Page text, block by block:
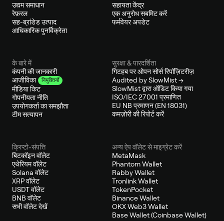
उद्यम समाधान
रेफ़रल
सह-ब्रांडेड उत्पाद
आधिकारिक पुनर्विक्रेता
सहायता केंद्र
एक अनुरोध सबमिट करें
फर्मवेयर अपडेट
के बारे में
कंपनी की जानकारी
आजीविका
नियुक्तियाँ
मीडिया किट
गोपनीयता नीति
उपयोगकर्ता का समझौता
टीम सत्यापन
सुरक्षा & पारदर्शिता
गिटहब पर ओपन सोर्स रिपॉज़िटरीज़
Audited by SlowMist →
SlowMist द्वारा ऑडिट किया गया
ISO/IEC 27001 प्रमाणित
EU NB प्रमाणन (EN 18031)
कमज़ोरी की रिपोर्ट करें
क्रिप्टो-संपत्ति
बिटकॉइन वॉलेट
एथेरियम वॉलेट
Solana वॉलेट
XRP वॉलेट
USDT वॉलेट
BNB वॉलेट
सभी वॉलेट देखें
अन्य ऐप वॉलेट से माइग्रेट करें
MetaMask
Phantom Wallet
Rabby Wallet
Tronlink Wallet
TokenPocket
Binance Wallet
OKX Web3 Wallet
Base Wallet (Coinbase Wallet)